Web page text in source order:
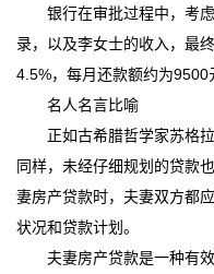
银行在审批过程中，考
录，以及李女士的收入，最
4.5%，每月还款额约为9500
名人名言比喻
正如古希腊哲学家苏格
同样，未经仔细规划的贷款
妻房产贷款时，夫妻双方都
状况和贷款计划。
夫妻房产贷款是一种有